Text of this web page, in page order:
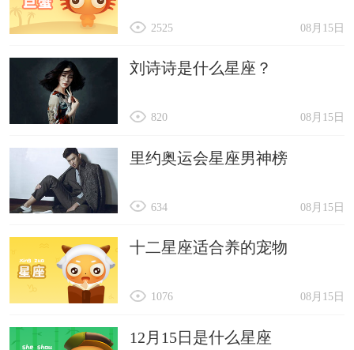
08月15日
2525
刘诗诗是什么星座？
08月15日
820
里约奥运会星座男神榜
08月15日
634
十二星座适合养的宠物
08月15日
1076
12月15日是什么星座